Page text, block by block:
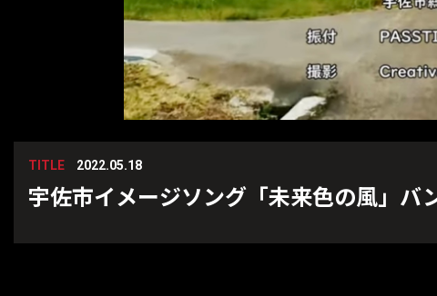
TITLE 2022.05.18
宇佐市イメージソング「未来色の風」バ